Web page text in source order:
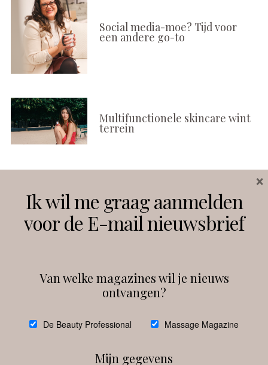
Social media-moe? Tijd voor
een andere go-to
Multifunctionele skincare wint
terrein
Instagram Facebook
debeautyprofessional
Ik wil me graag aanmelden
voor de E-mail nieuwsbrief
Van welke magazines wil je nieuws
ontvangen?
De Beauty Professional Massage Magazine
Mijn gegevens
×